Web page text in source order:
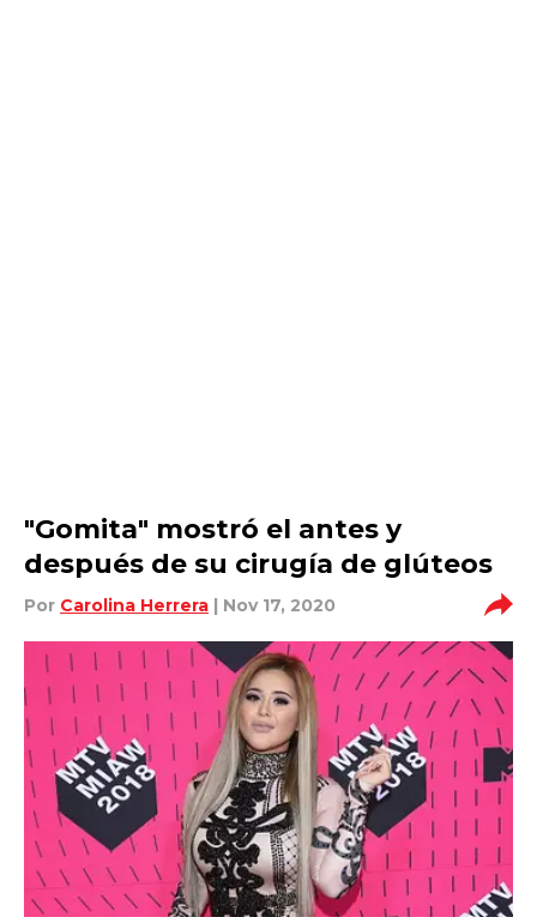
"Gomita" mostró el antes y
después de su cirugía de glúteos
Por Carolina Herrera | Nov 17, 2020